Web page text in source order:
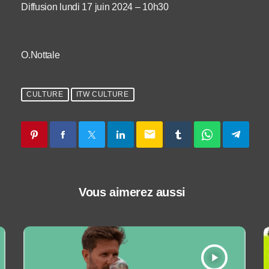
Diffusion lundi 17 juin 2024 – 10h30
O.Nottale
CULTURE ITW CULTURE
email
Vous aimerez aussi
play_arrow